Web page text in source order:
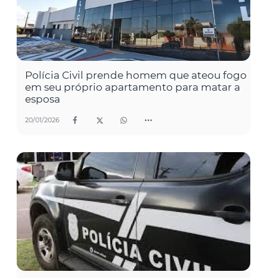
Polícia Civil prende homem que ateou fogo
em seu próprio apartamento para matar a
esposa
20/01/2026